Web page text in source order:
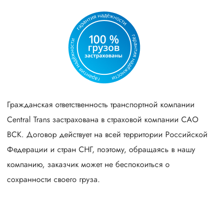
Гражданская ответственность транспортной компании
Central Trans застрахована в страховой компании САО
ВСК. Договор действует на всей территории Российской
Федерации и стран СНГ, поэтому, обращаясь в нашу
компанию, заказчик может не беспокоиться о
сохранности своего груза.